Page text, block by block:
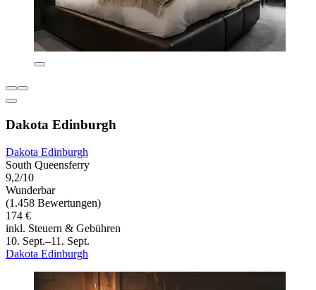
Dakota Edinburgh
Dakota Edinburgh
South Queensferry
9,2/10
Wunderbar
(1.458 Bewertungen)
174 €
inkl. Steuern & Gebühren
10. Sept.–11. Sept.
Dakota Edinburgh